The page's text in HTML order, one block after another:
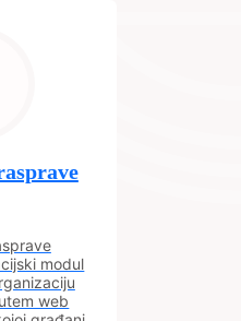
modul
web